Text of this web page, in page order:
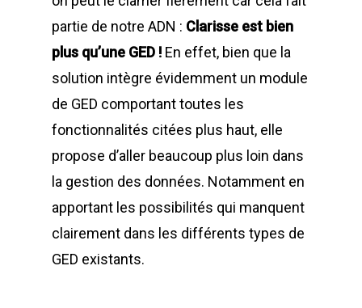
partie de notre ADN : Clarisse est bien
plus qu’une GED ! En effet, bien que la
solution intègre évidemment un module
de GED comportant toutes les
fonctionnalités citées plus haut, elle
propose d’aller beaucoup plus loin dans
la gestion des données. Notamment en
apportant les possibilités qui manquent
clairement dans les différents types de
GED existants.